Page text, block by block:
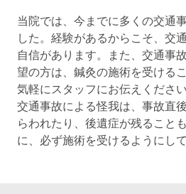
当院では、今までに多くの交通
した。経験があるからこそ、交
自信があります。また、交通事
望の方は、鍼灸の施術を受ける
気軽にスタッフにお伝えください
交通事故による怪我は、事故直
らわれたり、後遺症が残ること
に、必ず施術を受けるようにし